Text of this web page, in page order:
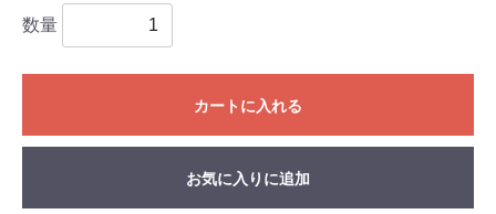
数量
カートに入れる
お気に入りに追加